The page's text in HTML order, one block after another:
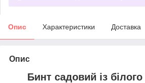
Опис Характеристики Доставка
Опис
Бинт садовий із